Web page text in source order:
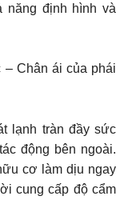
năng định hình và
– Chân ái của phái
lạnh tràn đầy sức
động bên ngoài.
cơ làm dịu ngay
cung cấp độ cẩm